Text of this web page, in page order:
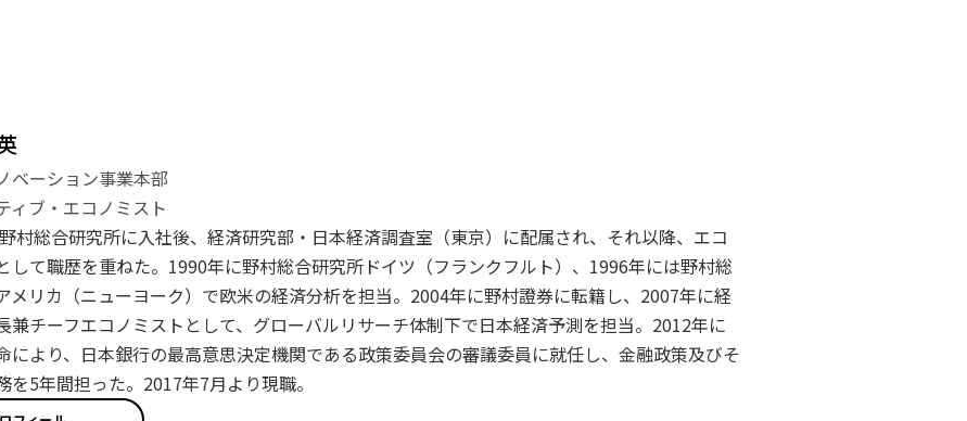
ベーション事業本部
ィブ・エコノミスト
村総合研究所に入社後、経済研究部・日本経済調査室（東京）に配属され、それ以降、エコ
して職歴を重ねた。1990年に野村総合研究所ドイツ（フランクフルト）、1996年には野村総
メリカ（ニューヨーク）で欧米の経済分析を担当。2004年に野村證券に転籍し、2007年に経
兼チーフエコノミストとして、グローバルリサーチ体制下で日本経済予測を担当。2012年に
により、日本銀行の最高意思決定機関である政策委員会の審議委員に就任し、金融政策及びそ
を5年間担った。2017年7月より現職。